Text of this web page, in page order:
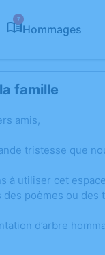
7
Hommages
famille
amis,
tristesse que
à utiliser cet
poèmes ou des
d’arbre